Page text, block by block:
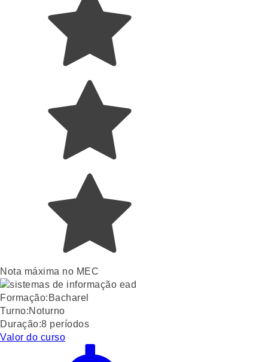
Nota máxima no MEC
Formação: Bacharel
Turno:Noturno
Duração:8 períodos
Valor do curso